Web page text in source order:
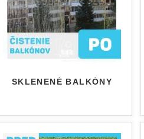
SKLENENÉ BALKÓNY